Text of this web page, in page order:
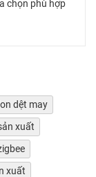
chọn phù hợp
dệt may
xuất
xuất